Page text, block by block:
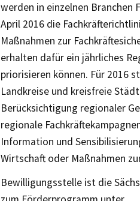
werden in einzelnen Branchen
April 2016 die
Maßnahmen zur
erhalten dafür ein jährliches
priorisieren können. Für 2016
Landkreise und kreisfreie
Berücksichtigung regionaler
regionale
Information und
Wirtschaft oder Maßnahmen
Bewilligungsstelle ist die